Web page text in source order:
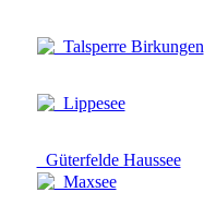
Talsperre Birkungen
Lippesee
Güterfelde Haussee
Maxsee